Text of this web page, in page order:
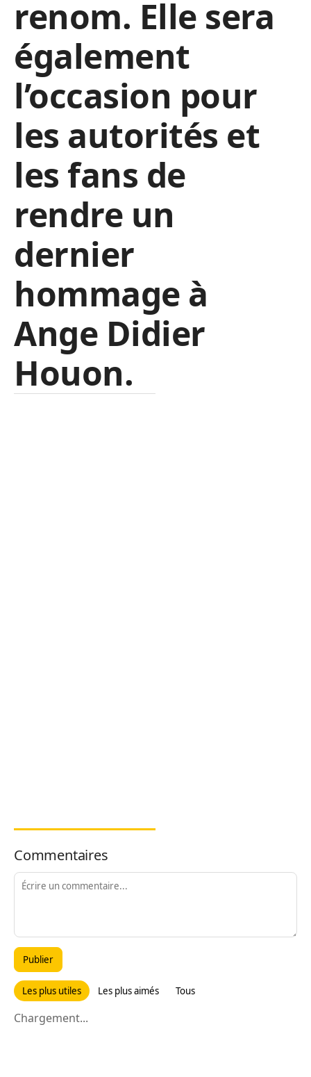
renom. Elle sera
également
l’occasion pour
les autorités et
les fans de
rendre un
dernier
hommage à
Ange Didier
Houon.
Commentaires
Publier
Les plus utiles Les plus aimés Tous
Chargement...